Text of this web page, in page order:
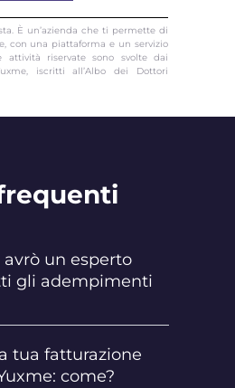
È un’azienda che ti permette di
con una piattaforma e un servizio
attività riservate sono svolte dai
iscritti all’Albo dei Dottori
avrò un esperto
gli adempimenti
tua fatturazione
come?